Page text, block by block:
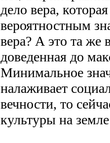
дело вера,
вероятностным
вера? А это та же
доведенная до
Минимальное
налаживает
вечности, то
культуры на